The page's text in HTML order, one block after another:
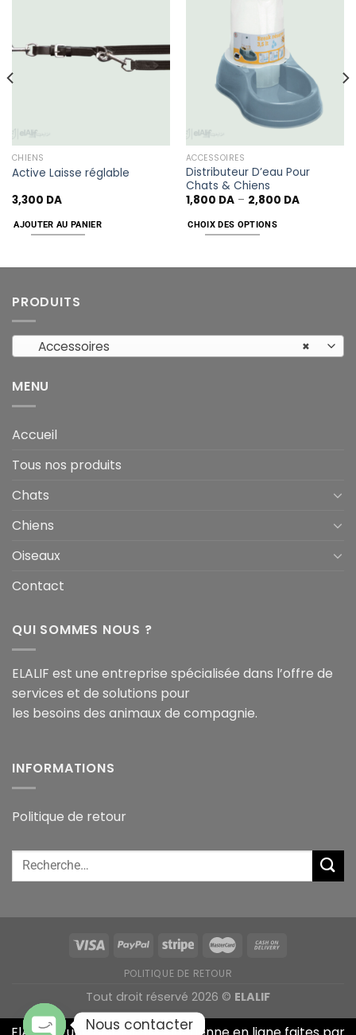
CHIENS
Active Laisse réglable
3,300 DA
AJOUTER AU PANIER
ACCESSOIRES
Distributeur D’eau Pour
Chats & Chiens
1,800 DA– 2,800 DA
CHOIX DES OPTIONS
PRODUITS
×
Accessoires
MENU
Accueil
Tous nos produits
Chats
Chiens
Oiseaux
Contact
QUI SOMMES NOUS ?
ELALIF est une entreprise spécialisée dans l’offre de
services et de solutions pour
les besoins des animaux de compagnie.
INFORMATIONS
Politique de retour
POLITIQUE DE RETOUR
Tout droit réservé 2026 © ELALIF
Nous contacter